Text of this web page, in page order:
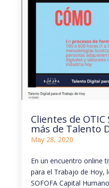
Clientes de OTIC
más de Talento
May 28, 2020
En un encuentro online
para el Trabajo de Hoy,
SOFOFA Capital